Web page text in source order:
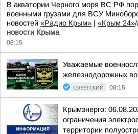
В акватории Черного моря ВС РФ
военными грузами для ВСУ
новостей «Радио Крым» | «Крым 24»
новости Крыма
08:15
Уважаемые
железнодорожных
СОВЕТСКИЙ 08:15
Крымэнерго:
ограничения
территории